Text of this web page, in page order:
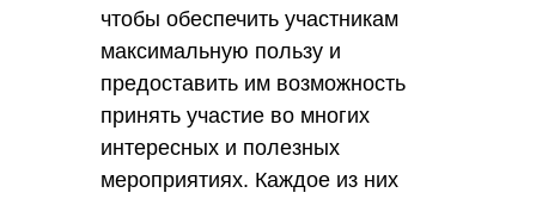
чтобы обеспечить участникам
максимальную пользу и
предоставить им возможность
принять участие во многих
интересных и полезных
мероприятиях. Каждое из них